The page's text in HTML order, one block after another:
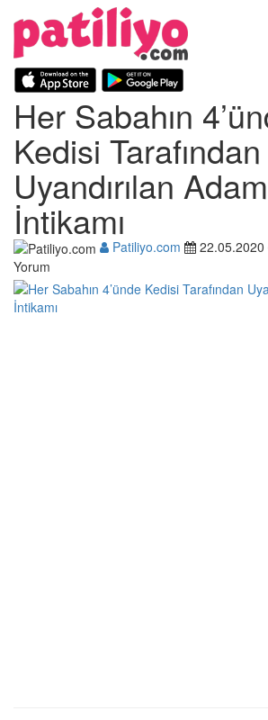
Her Sabahın
Kedisi Tarafından
Uyandırılan
İntikamı
Patiliyo.com 22.05.2020
Yorum